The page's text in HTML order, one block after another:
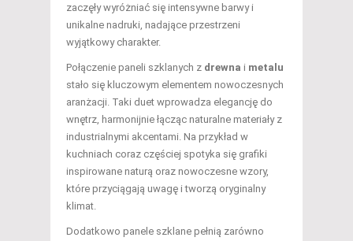
zaczęły wyróżniać się intensywne barwy i
unikalne nadruki, nadające przestrzeni
wyjątkowy charakter.
Połączenie paneli szklanych z drewna i metalu
stało się kluczowym elementem nowoczesnych
aranżacji. Taki duet wprowadza elegancję do
wnętrz, harmonijnie łącząc naturalne materiały z
industrialnymi akcentami. Na przykład w
kuchniach coraz częściej spotyka się grafiki
inspirowane naturą oraz nowoczesne wzory,
które przyciągają uwagę i tworzą oryginalny
klimat.
Dodatkowo panele szklane pełnią zarówno